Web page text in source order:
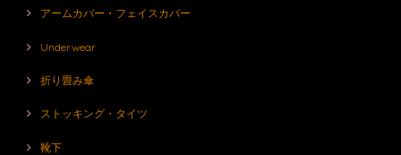
アームカバー・フェイスカバー
Underwear
折り畳み傘
ストッキング・タイツ
靴下